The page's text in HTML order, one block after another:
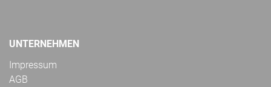
UNTERNEHMEN
Impressum
AGB